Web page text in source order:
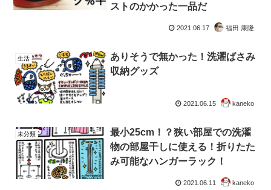
ストのかかった一品だ
2021.06.17 福田 康隆
生活
ありそうで無かった！洗濯ばさみ
収納グッズ
2021.06.15 kaneko
未分類
最小25cm！？狭い部屋での洗濯
物の部屋干しに使える！折りたた
み可能なハンガーラック！
2021.06.11 kaneko